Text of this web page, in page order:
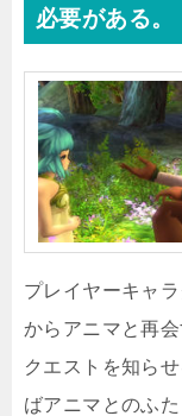
必要がある。
プレイヤーキャ
からアニマと再
クエストを知ら
ばアニマとのふ